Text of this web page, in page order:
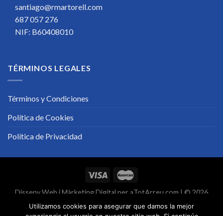
santiago@rmartorell.com
687 057 276
NIF: B60408010
TÉRMINOS LEGALES
Términos y Condiciones
Política de Cookies
Política de Privacidad
Disseny Web iMàrketing Digital per aTotArreu.com | © 2026
Utilizamos cookies para asegurar que damos la mejor